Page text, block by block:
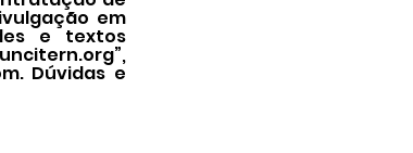
em
e textos
”,
. Dúvidas e